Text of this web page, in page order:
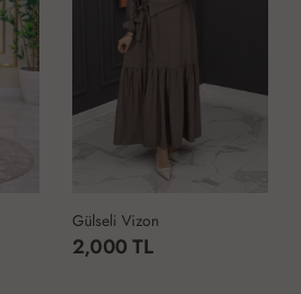
Gülseli Vizon
2,000 TL